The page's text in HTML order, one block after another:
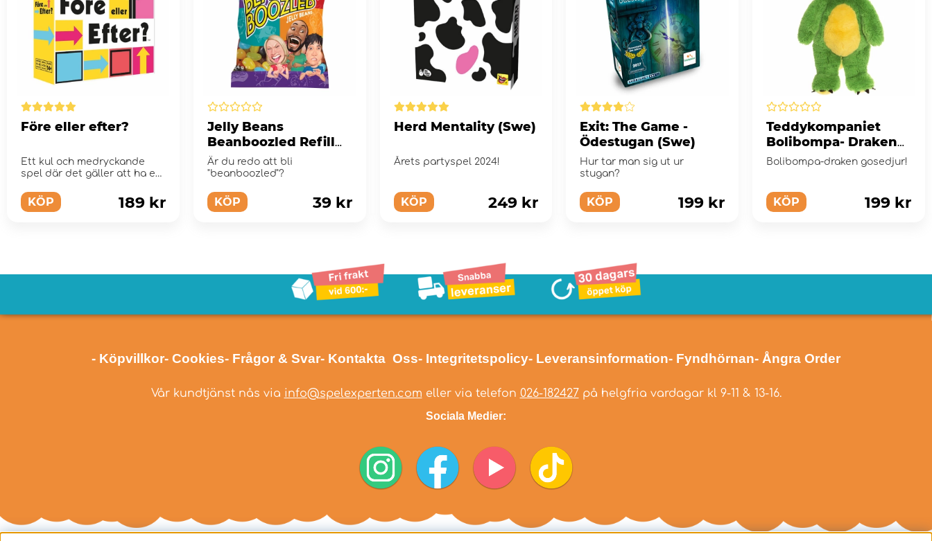
Före eller efter?
Ett kul och medryckande
spel där det gäller att ha en
KÖP 189 kr
Jelly Beans
Beanboozled Refill
54 g
Är du redo att bli
"beanboozled"?
KÖP 39 kr
Herd Mentality (Swe)
Årets partyspel 2024!
KÖP 249 kr
Exit: The Game -
Ödestugan (Swe)
Hur tar man sig ut ur
stugan?
KÖP 199 kr
Teddykompaniet
Bolibompa- Draken
33 cm
Bolibompa-draken gosedjur!
KÖP 199 kr
- Köpvillkor- Cookies- Frågor & Svar- Kontakta Oss- Integritetspolicy- Leveransinformation- Fyndhörnan- Ångra Order
Vår kundtjänst nås via info@spelexperten.com eller via telefon 026-182427på helgfria vardagar kl 9-11 & 13-16.
Sociala Medier: